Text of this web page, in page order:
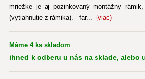
mriežke je aj pozinkovaný montážny
(vytiahnutie z rámika). - far... (viac)
Máme 4 ks skladom
ihneď k odberu u nás na sklade, alebo